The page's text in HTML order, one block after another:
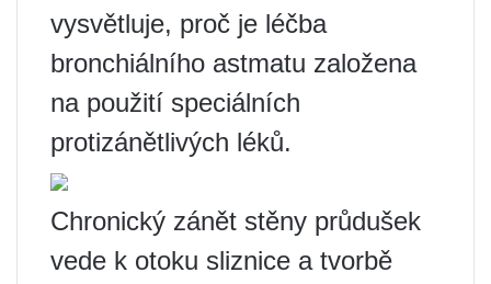
vysvětluje, proč je léčba
bronchiálního astmatu založena
na použití speciálních
protizánětlivých léků.
Chronický zánět stěny průdušek
vede k otoku sliznice a tvorbě